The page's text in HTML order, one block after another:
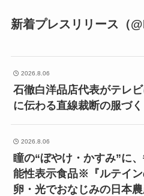
新着プレスリリース（
2026.8.06
石徹白洋品店代表がテレ
に伝わる直線裁断の服づ
2026.8.06
瞳の“ぼやけ・かすみ”に
能性表示食品※『ルテイ
卵・光でおなじみの日本